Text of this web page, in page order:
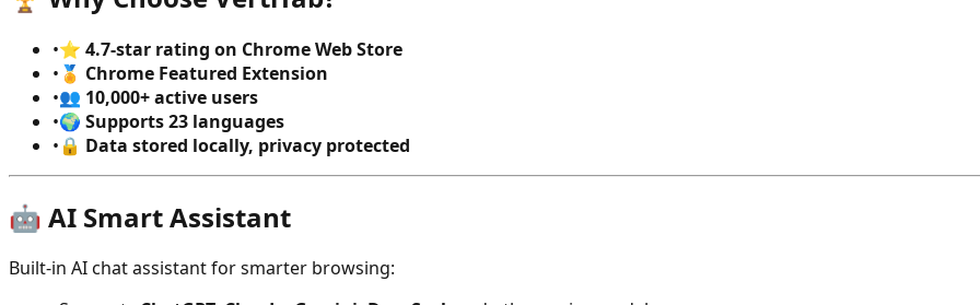
•⭐ 4.7-star rating on Chrome Web Store
• 🏅 Chrome Featured Extension
•👥 10,000+ active users
•🌍 Supports 23 languages
• 🔒 Data stored locally, privacy protected
🤖 AI Smart Assistant
Built-in AI chat assistant for smarter browsing: